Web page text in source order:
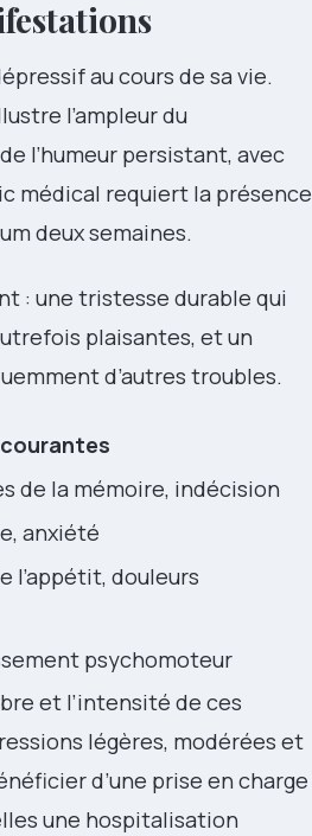
au cours de sa vie.
l’ampleur du
l’humeur persistant, avec
médical requiert la présence
deux semaines.
: une tristesse durable qui
plaisantes, et un
d’autres troubles.
de la mémoire, indécision
anxiété
l’appétit, douleurs
psychomoteur
et l’intensité de ces
légères, modérées et
d’une prise en charge
une hospitalisation